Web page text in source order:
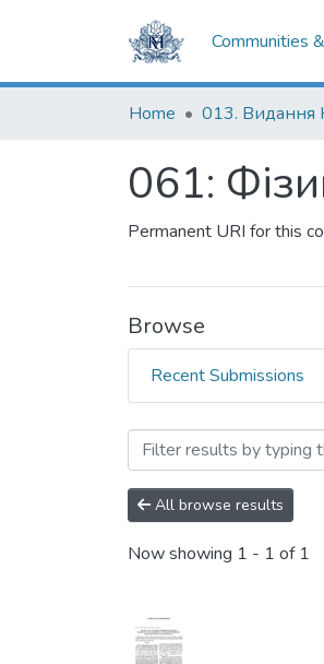
Communities
Home 013.
061:
Permanent URI for this
Browse
Recent Submissions
Browsing
All browse results
Now showing 1 - 1 of 1